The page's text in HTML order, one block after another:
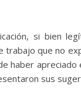
si bien
que no
haber apreciado
sus